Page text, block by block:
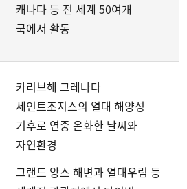
캐나다 등 전 세계 50여개
국에서 활동
카리브해 그레나다
세인트조지스의 열대 해양성
기후로 연중 온화한 날씨와
자연환경
그랜드 앙스 해변과 열대우림 등